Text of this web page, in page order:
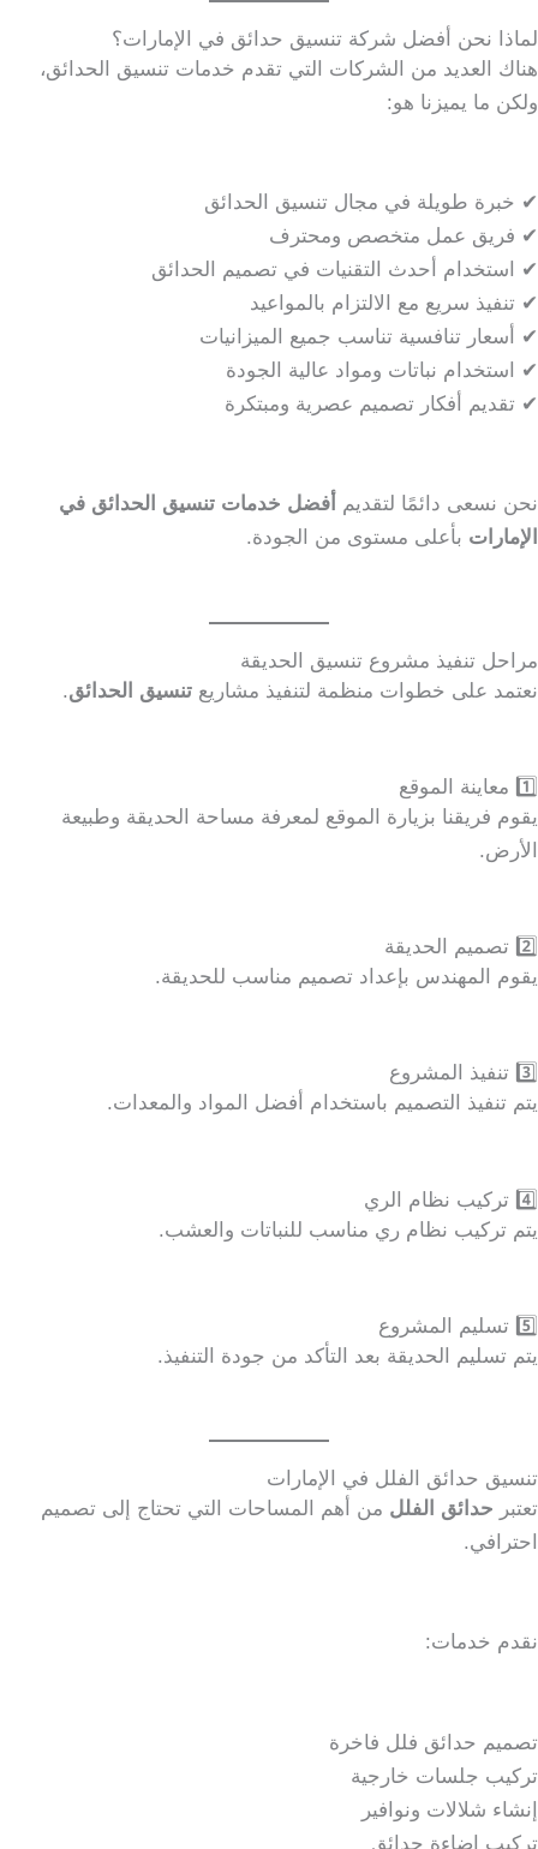
لماذا نحن أفضل شركة تنسيق حدائق في الإمارات؟
هناك العديد من الشركات التي تقدم خدمات تنسيق الحدائق،
ولكن ما يميزنا هو:
✔ خبرة طويلة في مجال تنسيق الحدائق
✔ فريق عمل متخصص ومحترف
✔ استخدام أحدث التقنيات في تصميم الحدائق
✔ تنفيذ سريع مع الالتزام بالمواعيد
✔ أسعار تنافسية تناسب جميع الميزانيات
✔ استخدام نباتات ومواد عالية الجودة
✔ تقديم أفكار تصميم عصرية ومبتكرة
نحن نسعى دائمًا لتقديم أفضل خدمات تنسيق الحدائق في
الإمارات بأعلى مستوى من الجودة.
مراحل تنفيذ مشروع تنسيق الحديقة
نعتمد على خطوات منظمة لتنفيذ مشاريع تنسيق الحدائق.
1️⃣ معاينة الموقع
يقوم فريقنا بزيارة الموقع لمعرفة مساحة الحديقة وطبيعة
الأرض.
2️⃣ تصميم الحديقة
يقوم المهندس بإعداد تصميم مناسب للحديقة.
3️⃣ تنفيذ المشروع
يتم تنفيذ التصميم باستخدام أفضل المواد والمعدات.
4️⃣ تركيب نظام الري
يتم تركيب نظام ري مناسب للنباتات والعشب.
5️⃣ تسليم المشروع
يتم تسليم الحديقة بعد التأكد من جودة التنفيذ.
تنسيق حدائق الفلل في الإمارات
تعتبر حدائق الفلل من أهم المساحات التي تحتاج إلى تصميم
احترافي.
نقدم خدمات:
تصميم حدائق فلل فاخرة
تركيب جلسات خارجية
إنشاء شلالات ونوافير
تركيب إضاءة حدائق